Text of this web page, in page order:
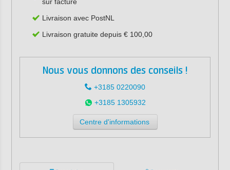
Livraison avec PostNL
Livraison gratuite depuis € 100,00
Nous vous donnons des conseils !
+3185 0220090
+3185 1305932
Centre d'informations